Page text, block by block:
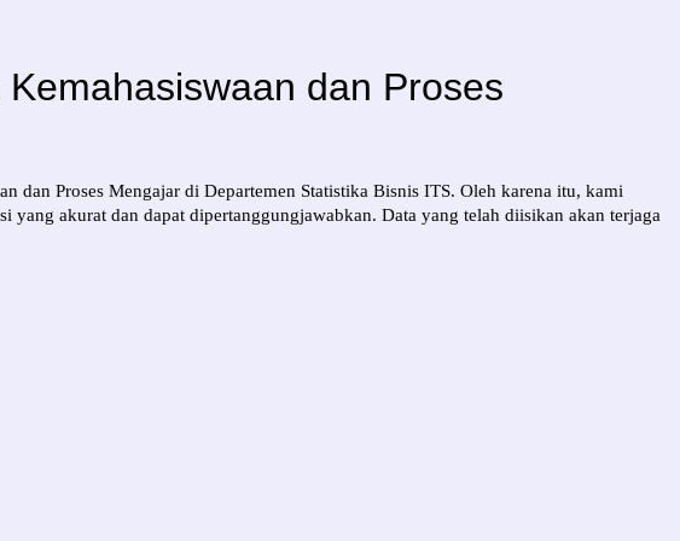
dan Proses
dan Proses Mengajar di Departemen Statistika Bisnis ITS. Oleh karena itu, kami
akurat dan dapat dipertanggungjawabkan. Data yang telah diisikan akan terjaga